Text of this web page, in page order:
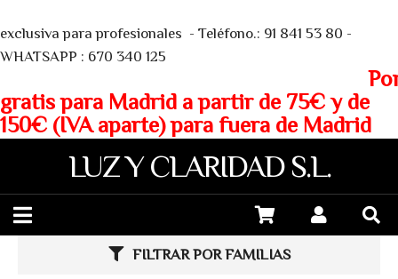
exclusiva para profesionales - Teléfono.: 91 841 53 80 -
WHATSAPP : 670 340 125
gratis para Madrid a partir de 75€ y de
150€ (IVA aparte) para fuera de Madrid
LUZ Y CLARIDAD S.L.
FILTRAR POR FAMILIAS